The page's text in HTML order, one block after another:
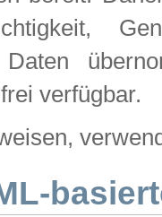
Daten
frei verfügbar.